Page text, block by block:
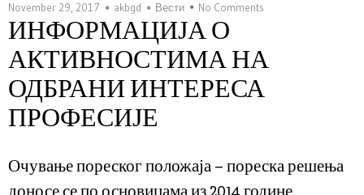
November 29, 2017 akbgd Вести No Comments
ИНФОРМАЦИЈА О
АКТИВНОСТИМА НА
ОДБРАНИ ИНТЕРЕСА
ПРОФЕСИЈЕ
Очување пореског положаја – пореска решења